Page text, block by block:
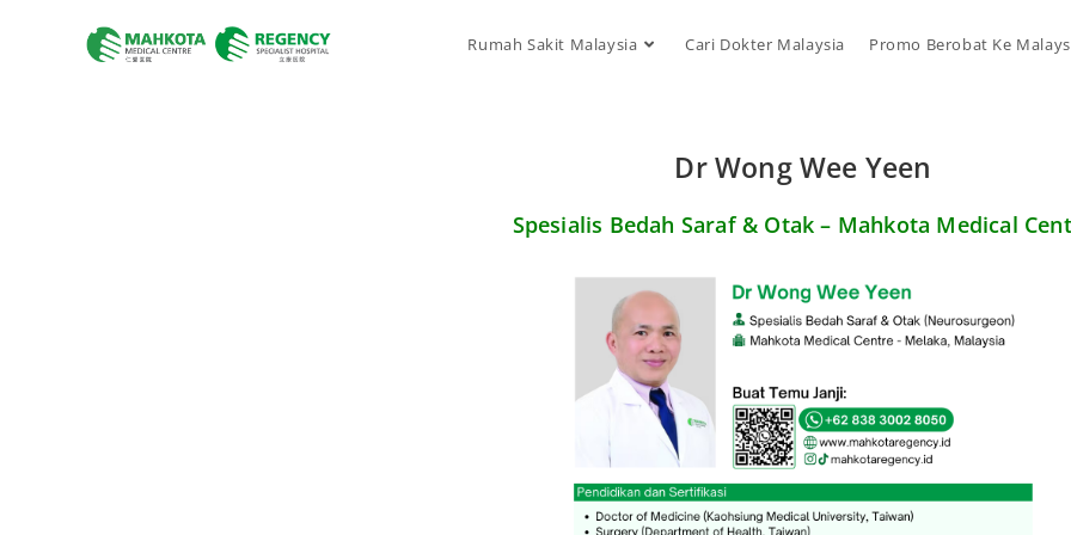
Rumah Sakit Malaysia Cari Dokter Malaysia Promo Berobat Ke
Dr Wong Wee Yeen
Spesialis Bedah Saraf & Otak – Mahkota Medical